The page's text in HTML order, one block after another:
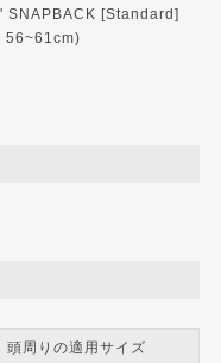
SNAPBACK [Standard]
56~61cm)
頭周りの適用サイズ